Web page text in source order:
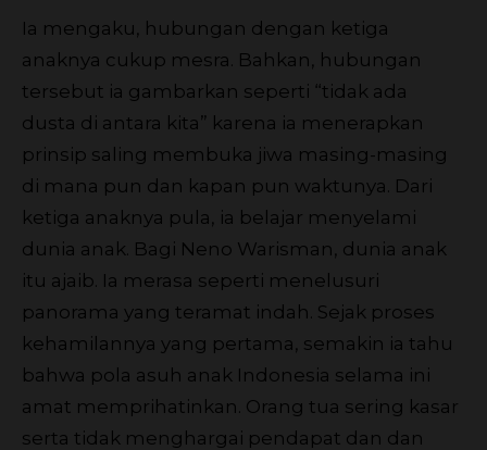
Ia mengaku, hubungan dengan ketiga
anaknya cukup mesra. Bahkan, hubungan
tersebut ia gambarkan seperti “tidak ada
dusta di antara kita” karena ia menerapkan
prinsip saling membuka jiwa masing-masing
di mana pun dan kapan pun waktunya. Dari
ketiga anaknya pula, ia belajar menyelami
dunia anak. Bagi Neno Warisman, dunia anak
itu ajaib. Ia merasa seperti menelusuri
panorama yang teramat indah. Sejak proses
kehamilannya yang pertama, semakin ia tahu
bahwa pola asuh anak Indonesia selama ini
amat memprihatinkan. Orang tua sering kasar
serta tidak menghargai pendapat dan dan